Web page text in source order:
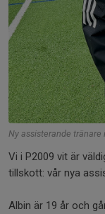
Ny assisterande
Vi i P2009 vit är
tillskott: vår nya
Albin är 19 år och